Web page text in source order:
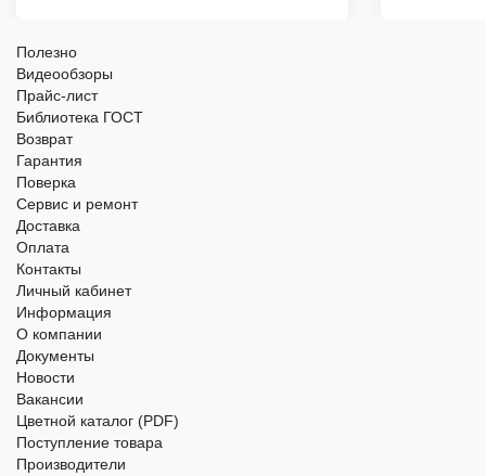
Полезно
Видеообзоры
Прайс-лист
Библиотека ГОСТ
Возврат
Гарантия
Поверка
Сервис и ремонт
Доставка
Оплата
Контакты
Личный кабинет
Информация
О компании
Документы
Новости
Вакансии
Цветной каталог (PDF)
Поступление товара
Производители